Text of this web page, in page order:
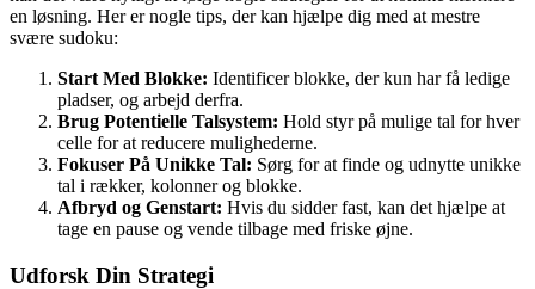
en løsning. Her er nogle tips, der kan hjælpe dig med at mestre
svære sudoku:
Start Med Blokke: Identificer blokke, der kun har få ledige
pladser, og arbejd derfra.
Brug Potentielle Talsystem: Hold styr på mulige tal for hver
celle for at reducere mulighederne.
Fokuser På Unikke Tal: Sørg for at finde og udnytte unikke
tal i rækker, kolonner og blokke.
Afbryd og Genstart: Hvis du sidder fast, kan det hjælpe at
tage en pause og vende tilbage med friske øjne.
Udforsk Din Strategi